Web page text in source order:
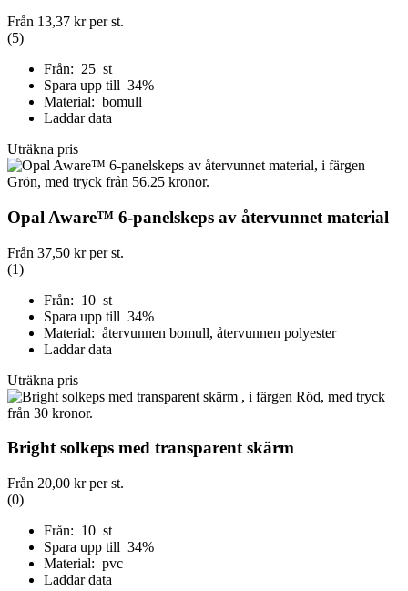
Från 13,37 krper st.
(5)
Från: 25 st
Spara upp till 34%
Material: bomull
Laddar data
Uträkna pris
Opal Aware™ 6-panelskeps av återvunnet material
Från 37,50 krper st.
(1)
Från: 10 st
Spara upp till 34%
Material: återvunnen bomull, återvunnen polyester
Laddar data
Uträkna pris
Bright solkeps med transparent skärm
Från 20,00 krper st.
(0)
Från: 10 st
Spara upp till 34%
Material: pvc
Laddar data